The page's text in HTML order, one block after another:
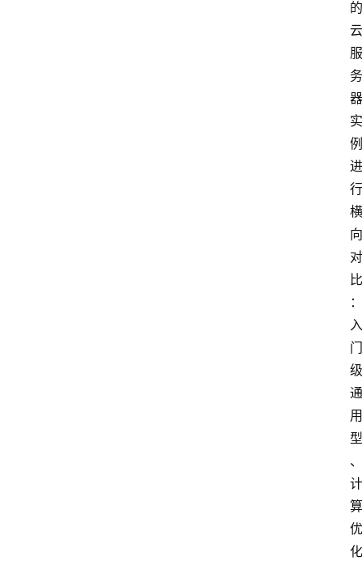
的
云
服
务
器
实
例
进
行
横
向
对
比
：
入
门
级
通
用
型
、
计
算
优
化